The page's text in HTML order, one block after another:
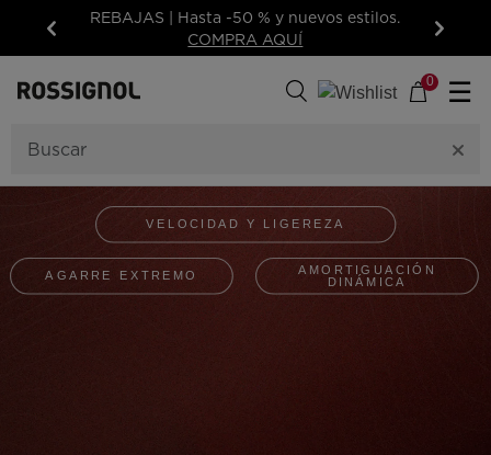
Anterior
REBAJAS | Hasta -50 % y nuevos estilos.
COMPRA AQUÍ
15% de
0 ☰
VELOCIDAD Y LIGEREZA
AGARRE EXTREMO AMORTIGUACIÓN
DINÁMICA